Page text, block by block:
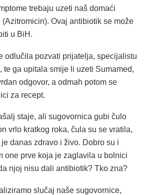
trebaju uzeti naš domaći
Ovaj antibiotik se može
u BiH.
odlučila pozvati prijatelja, specijalistu
te ga upitala smije li uzeti Sumamed,
odgovor, a odmah potom se
za recept.
staje, ali sugovornica gubi čulo
vrlo kratkog roka, čula su se vratila,
danas zdravo i živo. Dobro su i
one prve koja je zaglavila u bolnici
njoj nisu dali antibiotik? Tko zna?
slučaj naše sugovornice,